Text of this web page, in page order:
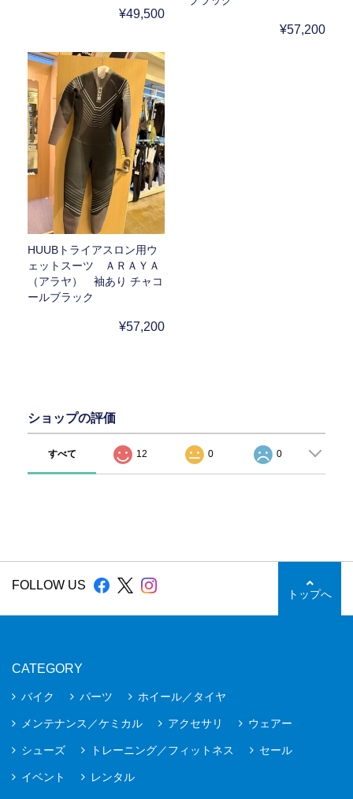
¥49,500
¥57,200
HUUBトライアスロン用ウ
ェットスーツ ＡＲＡＹＡ
（アラヤ） 袖あり チャコ
ールブラック
¥57,200
ショップの評価
すべて 12 0 0
FOLLOW US
トップへ
CATEGORY
バイク パーツ ホイール／タイヤ
メンテナンス／ケミカル アクセサリ ウェアー
シューズ トレーニング／フィットネス セール
イベント レンタル